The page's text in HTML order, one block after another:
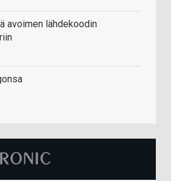
avoimen lähdekoodin